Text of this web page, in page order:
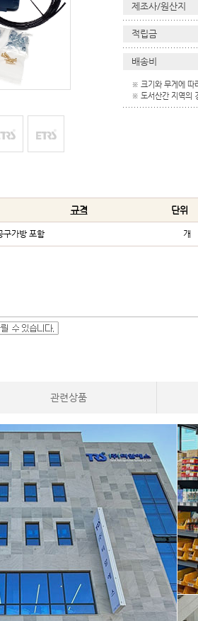
제조사/원산지
적립금
배송비
※ 크기와 무게에 따
※ 도서산간 지역의
규격 단위
구가방 포함 개
관련상품